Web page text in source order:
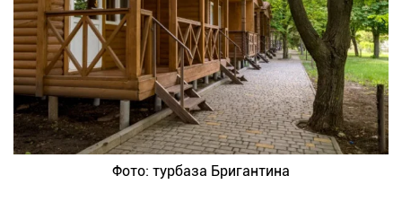
Фото: турбаза Бригантина